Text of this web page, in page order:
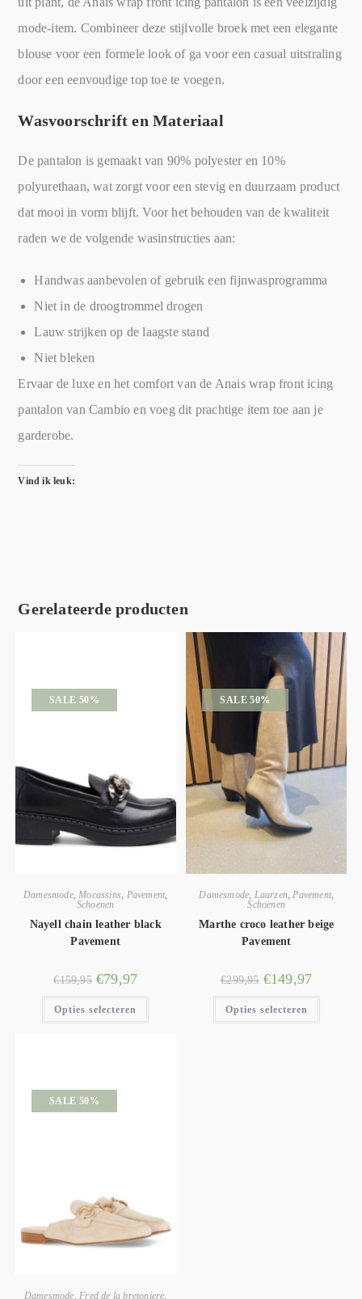
mode-item. Combineer deze stijlvolle broek met een elegante
blouse voor een formele look of ga voor een casual uitstraling
door een eenvoudige top toe te voegen.
Wasvoorschrift en Materiaal
De pantalon is gemaakt van 90% polyester en 10%
polyurethaan, wat zorgt voor een stevig en duurzaam product
dat mooi in vorm blijft. Voor het behouden van de kwaliteit
raden we de volgende wasinstructies aan:
Handwas aanbevolen of gebruik een fijnwasprogramma
Niet in de droogtrommel drogen
Lauw strijken op de laagste stand
Niet bleken
Ervaar de luxe en het comfort van de Anais wrap front icing
pantalon van Cambio en voeg dit prachtige item toe aan je
garderobe.
Vind ik leuk:
Gerelateerde producten
SALE 50%
Damesmode, Mocassins Pavement,
Schoenen
Nayell chain leather black
Pavement
€159,95 €79,97
Opties selecteren
SALE 50%
Damesmode Laarzen Pavement,
Schoenen
Marthe croco leather beige
Pavement
€299,95 €149,97
Opties selecteren
SALE 50%
Damesmode Fred de la bretoniere